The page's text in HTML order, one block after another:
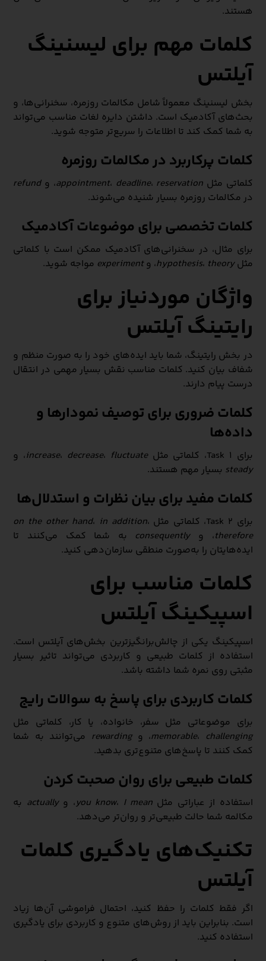
هستند.
کلمات مهم برای لیسنینگ
آیلتس
بخش لیسنینگ معمولاً شامل مکالمات روزمره، سخنرانی‌ها، و
بحث‌های آکادمیک است. داشتن دایره لغات مناسب می‌تواند
به شما کمک کند تا اطلاعات را سریع‌تر متوجه شوید.
کلمات پرکاربرد در مکالمات روزمره
کلماتی مثل appointment، deadline، reservation ، وrefund
در مکالمات روزمره بسیار شنیده می‌شوند.
کلمات تخصصی برای موضوعات آکادمیک
برای مثال، در سخنرانی‌های آکادمیک ممکن است با کلماتی
مثل
hypothesis، theory ، وexperiment مواجه شوید.
واژگان موردنیاز برای
رایتینگ آیلتس
در بخش رایتینگ، شما باید ایده‌های خود را به صورت منظم و
شفاف بیان کنید. کلمات مناسب نقش بسیار مهمی در انتقال
درست پیام دارند.
کلمات ضروری برای توصیف نمودارها و
داده‌ها
برای Task 1، کلماتی مثل increase، decrease، fluctuate
، و
steady بسیار مهم هستند.
کلمات مفید برای بیان نظرات و استدلال‌ها
برای Task 2، کلماتی مثل on the other hand، in addition،
therefore، وconsequently به شما کمک می‌کنند تا
ایده‌هایتان را به‌صورت منطقی سازمان‌دهی کنید.
کلمات مناسب برای
اسپیکینگ آیلتس
اسپیکینگ یکی از چالش‌برانگیزترین بخش‌های آیلتس است.
استفاده از کلمات طبیعی و کاربردی می‌تواند تاثیر بسیار
مثبتی روی نمره شما داشته باشد.
کلمات کاربردی برای پاسخ به سوالات رایج
برای موضوعاتی مثل سفر، خانواده، یا کار، کلماتی مثل
memorable، challenging ، وrewarding می‌توانند به شما
کمک کنند تا پاسخ‌های متنوع‌تری بدهید.
کلمات طبیعی برای روان صحبت کردن
استفاده از عباراتی مثل you know، I mean ، وactually به
مکالمه شما حالت طبیعی‌تر و روان‌تر می‌دهد.
تکنیک‌های یادگیری کلمات
آیلتس
اگر فقط کلمات را حفظ کنید، احتمال فراموشی آن‌ها زیاد
است. بنابراین باید از روش‌های متنوع و کاربردی برای یادگیری
استفاده کنید.